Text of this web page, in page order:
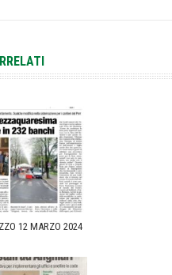
12 MARZO 2024